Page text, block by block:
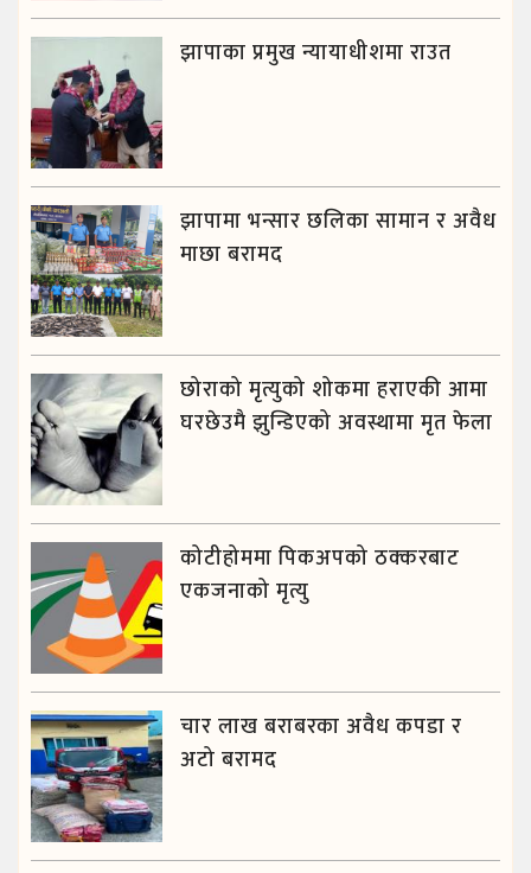
झापाका प्रमुख न्यायाधीशमा राउत
झापामा भन्सार छलिका सामान र अवैध
माछा बरामद
छोराको मृत्युको शोकमा हराएकी आमा
घरछेउमै झुन्डिएको अवस्थामा मृत फेला
कोटीहोममा पिकअपको ठक्करबाट
एकजनाको मृत्यु
चार लाख बराबरका अवैध कपडा र
अटो बरामद